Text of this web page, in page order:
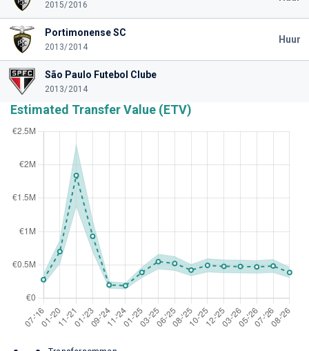
2015/2016
Portimonense SC
2013/2014
Huur
São Paulo Futebol Clube
2013/2014
Estimated Transfer Value (ETV)